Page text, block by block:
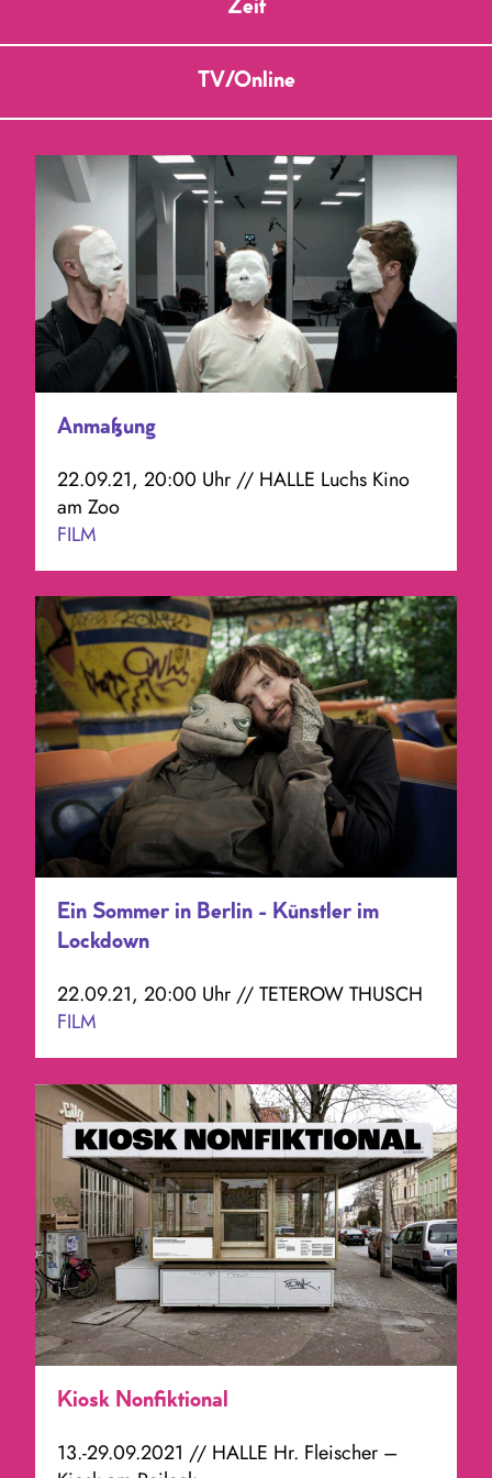
Zeit
TV/Online
Anmaßung
22.09.21, 20:00 Uhr // HALLE Luchs Kino
am Zoo
FILM
Ein Sommer in Berlin - Künstler im
Lockdown
22.09.21, 20:00 Uhr // TETEROW THUSCH
FILM
Kiosk Nonfiktional
13.-29.09.2021 // HALLE Hr. Fleischer –